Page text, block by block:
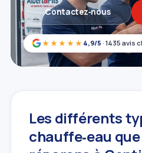
★★★★★ 4,9/5 · 1435 avis
Contactez‑nous
Les différents
chauffe‑eau